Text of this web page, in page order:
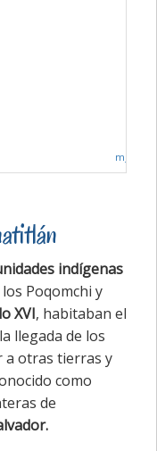
indígenas
Poqomchi y
XVI, habitaban el
llegada de los
a otras tierras y
como
de